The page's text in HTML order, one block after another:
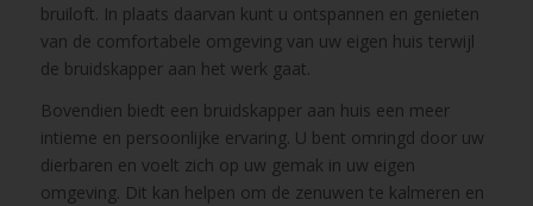
bruiloft. In plaats daarvan kunt u ontspannen en genieten
van de comfortabele omgeving van uw eigen huis terwijl
de bruidskapper aan het werk gaat.
Bovendien biedt een bruidskapper aan huis een meer
intieme en persoonlijke ervaring. U bent omringd door uw
dierbaren en voelt zich op uw gemak in uw eigen
omgeving. Dit kan helpen om de zenuwen te kalmeren en